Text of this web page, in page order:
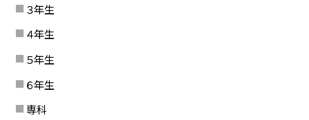
３年生
４年生
５年生
６年生
専科